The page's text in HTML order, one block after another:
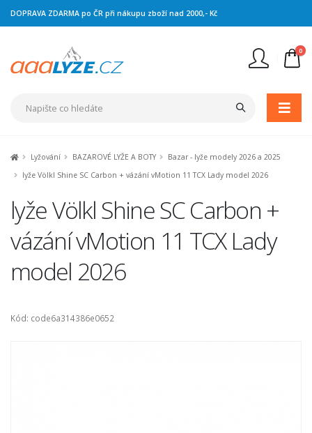
DOPRAVA ZDARMA po ČR při nákupu zboží nad 2000,- Kč
0
Lyžování BAZAROVÉ LYŽE A BOTY
Bazar - lyže modely 2026 a 2025
lyže Völkl Shine SC Carbon + vázání vMotion 11 TCX Lady model 2026
lyže Völkl Shine SC Carbon +
vázání vMotion 11 TCX Lady
model 2026
Kód: code6a314386e0652